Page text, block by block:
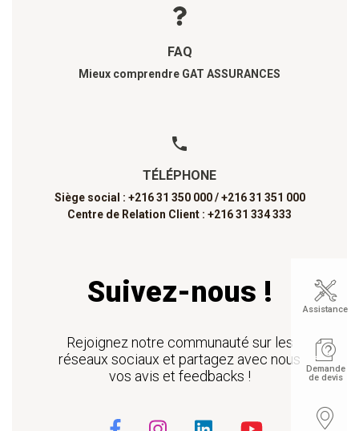
FAQ
Mieux comprendre GAT ASSURANCES
TÉLÉPHONE
Siège social : +216 31 350 000 / +216 31 351 000
Centre de Relation Client : +216 31 334 333
Suivez-nous !
Rejoignez notre communauté sur les
réseaux sociaux et partagez avec nous
vos avis et feedbacks !
Assistance
Demande
de devis